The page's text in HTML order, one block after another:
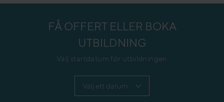
FÅ OFFERT ELLER BOKA
UTBILDNING
Välj startdatum för utbildningen